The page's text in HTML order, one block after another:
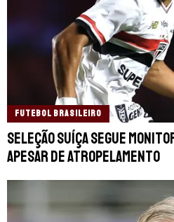
FUTEBOL BRASILEIRO
Seleção Suíça segue
apesar de atropelamento